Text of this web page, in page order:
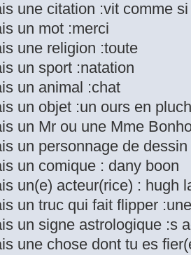
une citation :vit comme
un mot :merci
une religion :toute
un sport :natation
un animal :chat
un objet :un ours en
un Mr ou une Mme
un personnage de
un comique : dany boon
un(e) acteur(rice) : hugh
un truc qui fait flipper
un signe astrologique :s
une chose dont tu es